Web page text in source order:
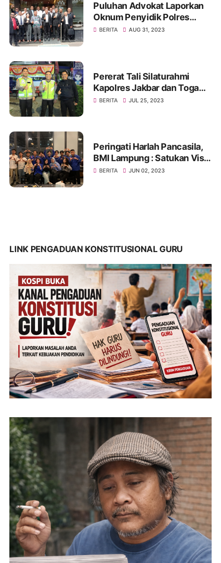
Puluhan Advokat Laporkan
Oknum Penyidik Polres
JAKSEL Ke Propam Mabes
BERITA AUG 31, 2023
Pererat Tali Silaturahmi
Kapolres Jakbar dan Toga
Serta Tomas, Ini Kata Tokoh
BERITA JUL 25, 2023
Peringati Harlah Pancasila,
BMI Lampung : Satukan Visi,
Merajut Persatuan
BERITA JUN 02, 2023
LINK PENGADUAN KONSTITUSIONAL GURU